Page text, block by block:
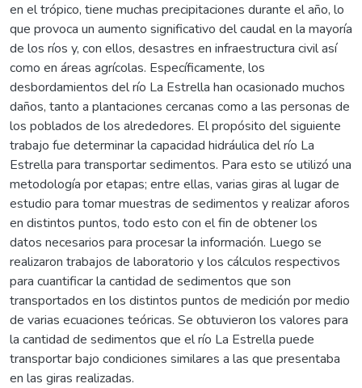
en el trópico, tiene muchas precipitaciones durante el año, lo
que provoca un aumento significativo del caudal en la mayoría
de los ríos y, con ellos, desastres en infraestructura civil así
como en áreas agrícolas. Específicamente, los
desbordamientos del río La Estrella han ocasionado muchos
daños, tanto a plantaciones cercanas como a las personas de
los poblados de los alrededores. El propósito del siguiente
trabajo fue determinar la capacidad hidráulica del río La
Estrella para transportar sedimentos. Para esto se utilizó una
metodología por etapas; entre ellas, varias giras al lugar de
estudio para tomar muestras de sedimentos y realizar aforos
en distintos puntos, todo esto con el fin de obtener los
datos necesarios para procesar la información. Luego se
realizaron trabajos de laboratorio y los cálculos respectivos
para cuantificar la cantidad de sedimentos que son
transportados en los distintos puntos de medición por medio
de varias ecuaciones teóricas. Se obtuvieron los valores para
la cantidad de sedimentos que el río La Estrella puede
transportar bajo condiciones similares a las que presentaba
en las giras realizadas.